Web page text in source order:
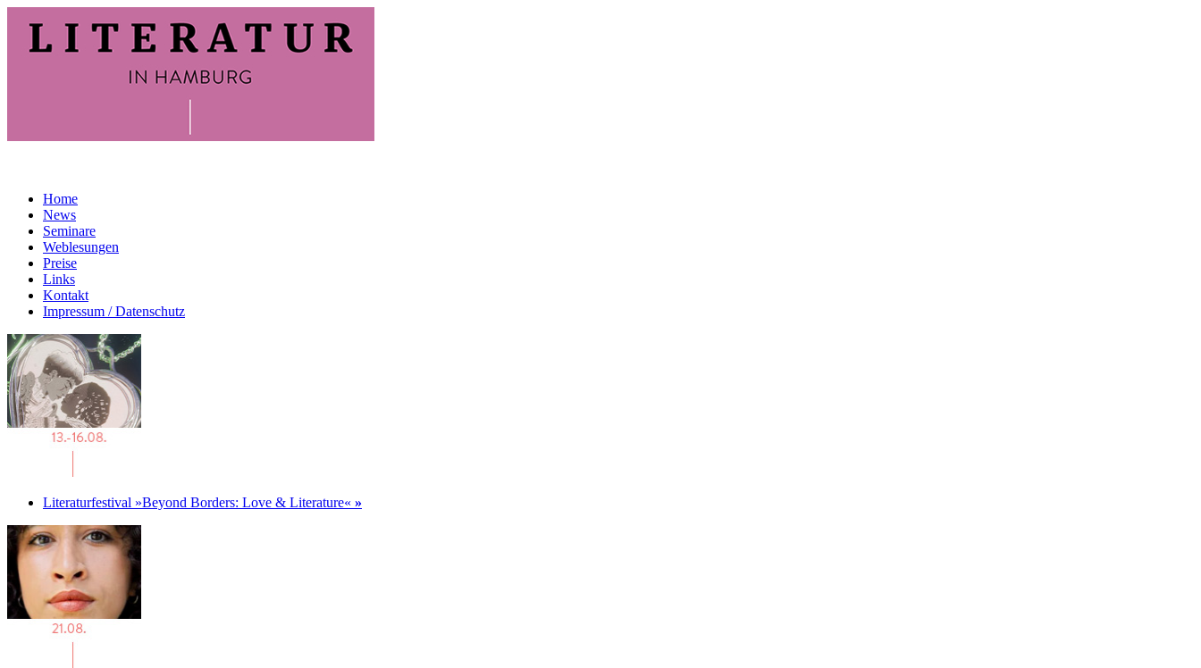
Home
News
Seminare
Weblesungen
Preise
Links
Kontakt
Impressum / Datenschutz
Literaturfestival »Beyond Borders: Love & Literature« »